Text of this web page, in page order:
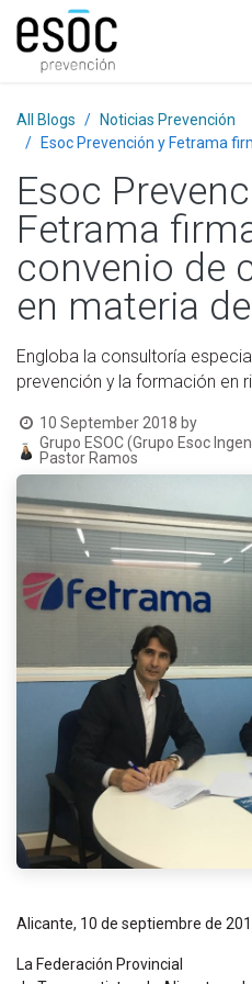
All Blogs
Noticias Prevención
Esoc Prevención y Fetrama firman un
Esoc
Fetrama
convenio de
en materia
Engloba la consultoría
prevención y la formación en
10 September 2018 by
Grupo ESOC (Grupo Esoc
Pastor Ramos
Alicante, 10 de septiembre de
La Federación Provincial